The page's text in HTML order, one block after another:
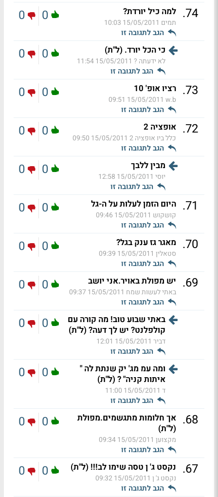
74
. למה כיל יורדת?
תמים 15/05/2011 10:03
הגב לתגובה זו
0
0
כי הכל יורד. (ל"ת)
לא ידעתה ? 15/05/2011 11:54
הגב לתגובה זו
0
0
73
. רציו אופ' 10
w.b
15/05/2011 09:51
הגב לתגובה זו
0
0
72
. אופציה 2
כלל ביו אופציה 2 15/05/2011 09:50
הגב לתגובה זו
0
0
מבין ללבך
יוסי 15/05/2011 12:58
הגב לתגובה זו
0
0
71
. היום הזמן לעלות על ה-גל
קושקוש 15/05/2011 09:46
הגב לתגובה זו
0
0
70
. מאגר גז ענק בגל?
סטאלין 15/05/2011 09:39
הגב לתגובה זו
0
0
69
. יש מפולת באויר.אני יושב
באתי לעשות שמח 15/05/2011 09:37
הגב לתגובה זו
0
0
באתי שבוע טוב! מה קורה עם
קולפלנט? יש לך דעה? (ל"ת)
דביר 15/05/2011 12:01
הגב לתגובה זו
0
0
ומה עמ מג' יק שנתת לה "
איתות קניה" ? (ל"ת)
ד 15/05/2011 11:00
הגב לתגובה זו
0
0
68
. אך חלומות מתגשמים.מפולת
(ל"ת)
מקצוען 15/05/2011 09:34
הגב לתגובה זו
0
0
67
. נקסט ג' ן טסה שימו לב!!! (ל"ת)
נקסט ג' ן 15/05/2011 09:32
הגב לתגובה זו
0
0